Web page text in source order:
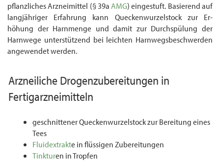
pflanzliches Arzneimittel (§ 39a AMG) eingestuft. Basierend auf
langjähriger Erfahrung kann Queckenwurzelstock zur Er­
höhung der Harnmenge und damit zur Durchspülung der
Harnwege unterstützend bei leichten Harnwegsbeschwerden
angewendet werden.
Arzneiliche Drogenzubereitungen in
Fertigarzneimitteln
geschnittener Queckenwurzelstock zur Bereitung eines
Tees
Fluidextrakte in flüssigen Zubereitungen
Tinkturen in Tropfen